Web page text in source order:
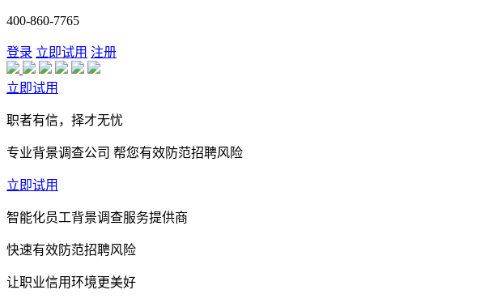
400-860-7765
登录 立即试用 注册
立即试用
职者有信，择才无忧
专业背景调查公司 帮您有效防范招聘风险
立即试用
智能化员工背景调查服务提供商
快速有效防范招聘风险
让职业信用环境更美好